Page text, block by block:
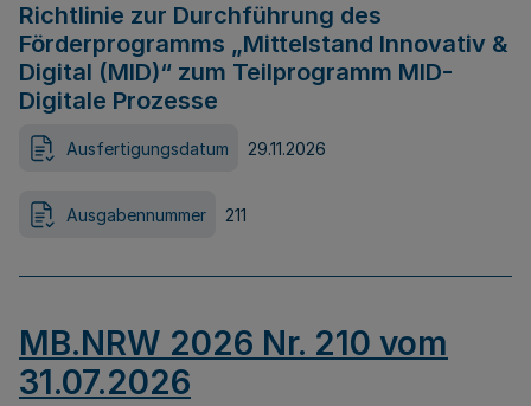
Richtlinie zur Durchführung des
Förderprogramms „Mittelstand Innovativ &
Digital (MID)“ zum Teilprogramm MID-
Digitale Prozesse
Ausfertigungsdatum 29.11.2026
Ausgabennummer 211
MB.NRW 2026 Nr. 210 vom
31.07.2026